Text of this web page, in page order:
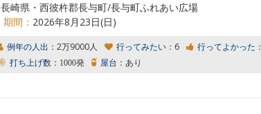
長崎県・西彼杵郡長与町/長与町ふれあい広場
期間： 2026年8月23日(日)
例年の人出： 2万9000人 行ってみたい： 6 行ってよかった：
打ち上げ数： 1000発 屋台： あり